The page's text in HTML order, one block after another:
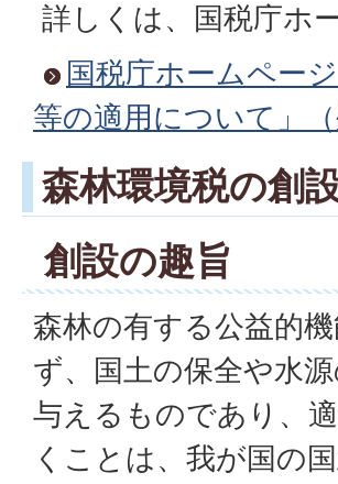
詳しくは、国税庁ホ
国税庁ホームペー
等の適用について」
森林環境税の創
創設の趣旨
森林の有する公益的
ず、国土の保全や水
与えるものであり、
くことは、我が国の